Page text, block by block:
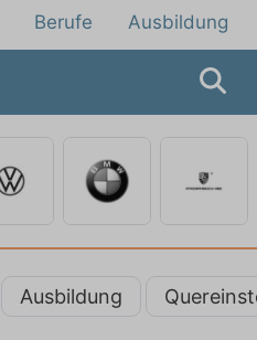
Berufe Ausbildung
Ausbildung